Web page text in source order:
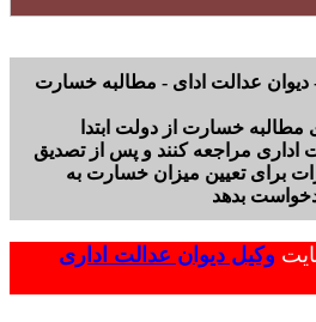
عدالت ادای - مطالبه خسارت
مطالبه خسارت از دولت ابتدا
اداری مراجعه کنند و پس از تصدیق
برای تعیین میزان خسارت به
وکیل دیوان عدالت اداری